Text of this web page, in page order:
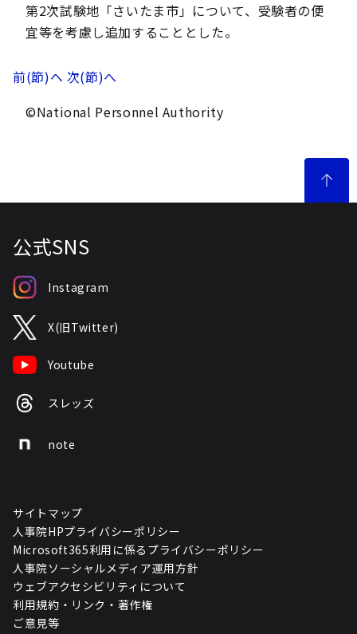
第2次試験地「さいたま市」について、受験者の便
宜等を考慮し追加することとした。
前(節)へ 次(節)へ
©National Personnel Authority
公式SNS
Instagram
X(旧Twitter)
Youtube
スレッズ
note
サイトマップ
人事院HPプライバシーポリシー
Microsoft365利用に係るプライバシーポリシー
人事院ソーシャルメディア運用方針
ウェブアクセシビリティについて
利用規約・リンク・著作権
ご意見等